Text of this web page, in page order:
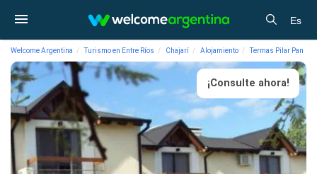
Es
Welcome Argentina Turismo en Entre Ríos Chajarí Alojamiento Termas Pilar Pan
¡Consulte ahora!